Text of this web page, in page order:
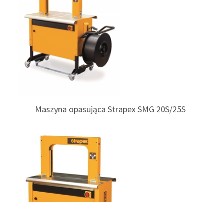
Maszyna opasująca Strapex SMG 20S/25S